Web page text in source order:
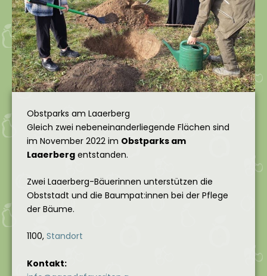
Obstparks am Laaerberg
Gleich zwei nebeneinanderliegende Flächen sind
im November 2022 im Obstparks am
Laaerberg entstanden.
Zwei Laaerberg-Bäuerinnen unterstützen die
Obststadt und die Baumpat:innen bei der Pflege
der Bäume.
1100, Standort
Kontakt: